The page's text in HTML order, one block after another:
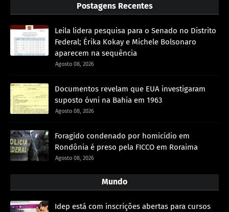
Postagens Recentes
Leila lidera pesquisa para o Senado no Distrito
Federal; Érika Kokay e Michele Bolsonaro
aparecem na sequência
Agosto 08, 2026
Documentos revelam que EUA investigaram
suposto óvni na Bahia em 1963
Agosto 08, 2026
Foragido condenado por homicídio em
Rondônia é preso pela FICCO em Roraima
Agosto 08, 2026
Mundo
Idep está com inscrições abertas para cursos